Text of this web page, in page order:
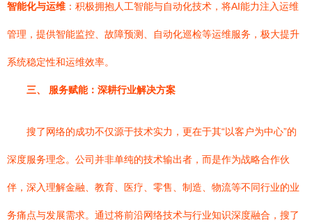
智能化与运维 ：积极拥抱人工智能与自动化技术，将AI能力注入运维
管理，提供智能监控、故障预测、自动化巡检等运维服务，极大提升
系统稳定性和运维效率。
三、 服务赋能：深耕行业解决方案
搜了网络的成功不仅源于技术实力，更在于其“以客户为中心”的
深度服务理念。公司并非单纯的技术输出者，而是作为战略合作伙
伴，深入理解金融、教育、医疗、零售、制造、物流等不同行业的业
务痛点与发展需求。通过将前沿网络技术与行业知识深度融合，搜了